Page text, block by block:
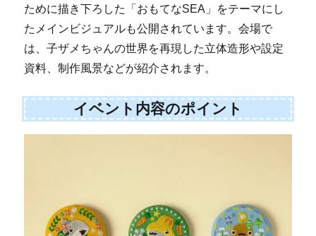
ために描き下ろした「おもてなSEA」をテーマにし
たメインビジュアルも公開されています。会場で
は、子ザメちゃんの世界を再現した立体造形や設定
資料、制作風景などが紹介されます。
イベント内容のポイント